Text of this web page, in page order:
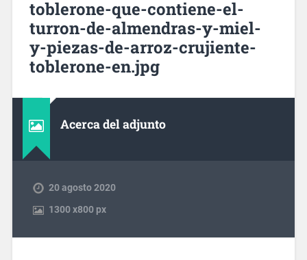
toblerone-que-contiene-el-
turron-de-almendras-y-miel-
y-piezas-de-arroz-crujiente-
toblerone-en.jpg
Acerca del adjunto
20 agosto 2020
1300x800 px